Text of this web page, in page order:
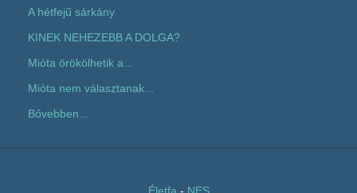
A hétfejű sárkány
KINEK NEHEZEBB A DOLGA?
Mióta örökölhetik a...
Mióta nem választanak...
Bővebben...